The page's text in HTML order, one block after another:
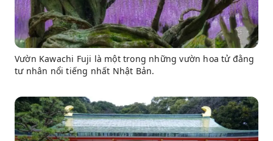
Vườn Kawachi Fuji là một trong những vườn hoa tử đằng
tư nhân nổi tiếng nhất Nhật Bản.